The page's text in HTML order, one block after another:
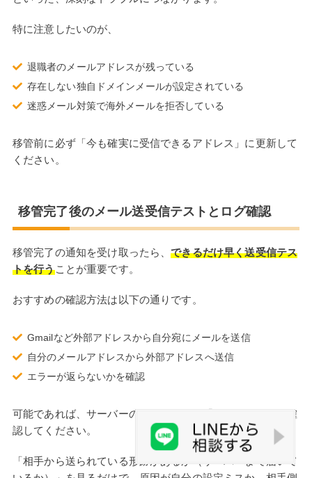
特に注意したいのが、
退職者のメールアドレスが残っている
存在しない独自ドメインメールが設定されている
迷惑メール対策で海外メールを拒否している
移管前に必ず「今も確実に受信できるアドレス」に更新して
ください。
移管完了後のメール送受信テストとログ確認
移管完了の通知を受け取ったら、できるだけ早く送受信テス
トを行うことが重要です。
おすすめの確認方法は以下の通りです。
Gmailなど外部アドレスから自分宛にメールを送信
自分のメールアドレスから外部アドレスへ送信
エラーが返らないかを確認
可能であれば、サーバーの管理画面から「メールログ」を確
認してください。
「相手から送られている形跡があるか（サーバーまで届いて